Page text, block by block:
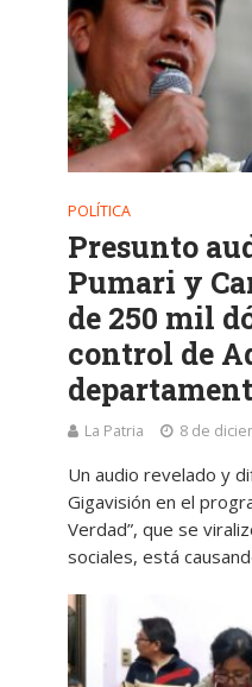
POLÍTICA
Presunto
Pumari y
de 250 mil
control de
La Patria 8 de
Un audio revelado y
Gigavisión en el
Verdad”, que se
sociales, está